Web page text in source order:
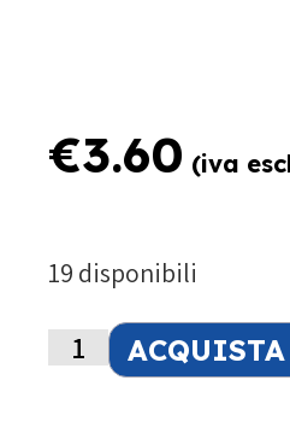
€3.60 (iva
19 disponibili